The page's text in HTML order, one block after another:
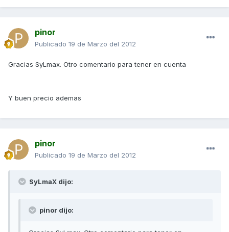
pinor
Publicado 19 de Marzo del 2012
Gracias SyLmax. Otro comentario para tener en cuenta
Y buen precio ademas
pinor
Publicado 19 de Marzo del 2012
SyLmaX dijo:
pinor dijo: